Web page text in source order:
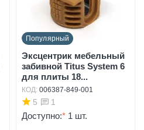
Популярный
Эксцентрик мебельный
забивной Titus System 6
для плиты 18...
КОД: 006387-849-001
5 1
Доступно:* 1 шт.